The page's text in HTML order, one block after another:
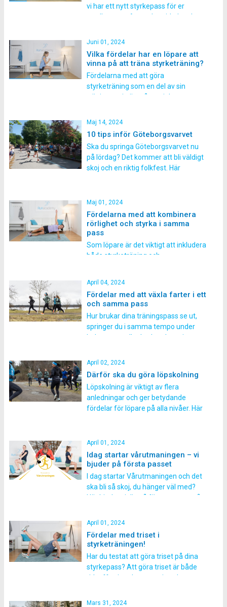
vi har ett nytt styrkepass för er
medlemmar, Amandas cirkelstyrka.
olika nivåer så passar dig som både
dig som inte tränar styrka särskilt
regelbundet. Passet består av 6-9 […]
Juni 01, 2024
Vilka fördelar har en löpare att
vinna på att träna styrketräning?
Fördelarna med att göra
styrketräning som en del av sin
träningsrutin är många, i denna
av anledningarna till att du som
för överbelastningsskador Med hjälp
av styrketräning stärker vi upp
muskler och senor så att de får en
ökad […]
Maj 14, 2024
10 tips inför Göteborgsvarvet
Ska du springa Göteborgsvarvet nu
på lördag? Det kommer att bli väldigt
skoj och en riktig folkfest. Här
med energi! Ett halvmaraton är bra
mycket längre än milen och kräver
därför oxå mer energi. Se till […]
Maj 01, 2024
Fördelarna med att kombinera
rörlighet och styrka i samma
pass
Som löpare är det viktigt att inkludera
både styrketräning och
träningen, vilket förebygger
överbelastningsskador, och dels för
att stärka musklerna så att du blir
bättre på att motstå muskeltrötthet
och förbättra din löpekonomi.
April 04, 2024
Fördelar med att växla farter i ett
och samma pass
Hur brukar dina träningspass se ut,
springer du i samma tempo under
hela passet eller brukar du springa
växla farter under ett och samma
det gäller för löpare på alla olika
nivåer. Här ger vi dig några
anledningar till […]
April 02, 2024
Därför ska du göra löpskolning
Löpskolning är viktigt av flera
anledningar och ger betydande
fördelar för löpare på alla nivåer. Här
löpteknik hjälper
löpskolningsövningar dig att utveckla
ett effektivt löpsteg, vilket minskar
risken för skador och förbättrar
löpeffektiviteten. Stärker muskler
och […]
April 01, 2024
Idag startar vårutmaningen – vi
bjuder på första passet
I dag startar Vårutmaningen och det
ska bli så skoj, du hänger väl med?
Här bjuder vi dig på första passet så
som ingår i utmaningen fungerar, om
Hur går utmaningen till? I
vårutmaningen kommer […]
April 01, 2024
Fördelar med triset i
styrketräningen!
Har du testat att göra triset på dina
styrkepass? Att göra triset är både
tidseffettiv och mer varierad
Men vad är då triset? I ett triset tränat
Mars 31, 2024